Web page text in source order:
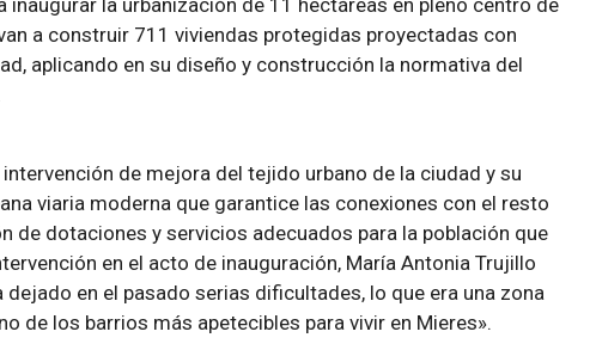
inaugurar la urbanización de 11 hectáreas en pleno centro de
a construir 711 viviendas protegidas proyectadas con
aplicando en su diseño y construcción la normativa del
de mejora del tejido urbano de la ciudad y su
viaria moderna que garantice las conexiones con el resto
de dotaciones y servicios adecuados para la población que
en el acto de inauguración, María Antonia Trujillo
dejado en el pasado serias dificultades, lo que era una zona
de los barrios más apetecibles para vivir en Mieres».